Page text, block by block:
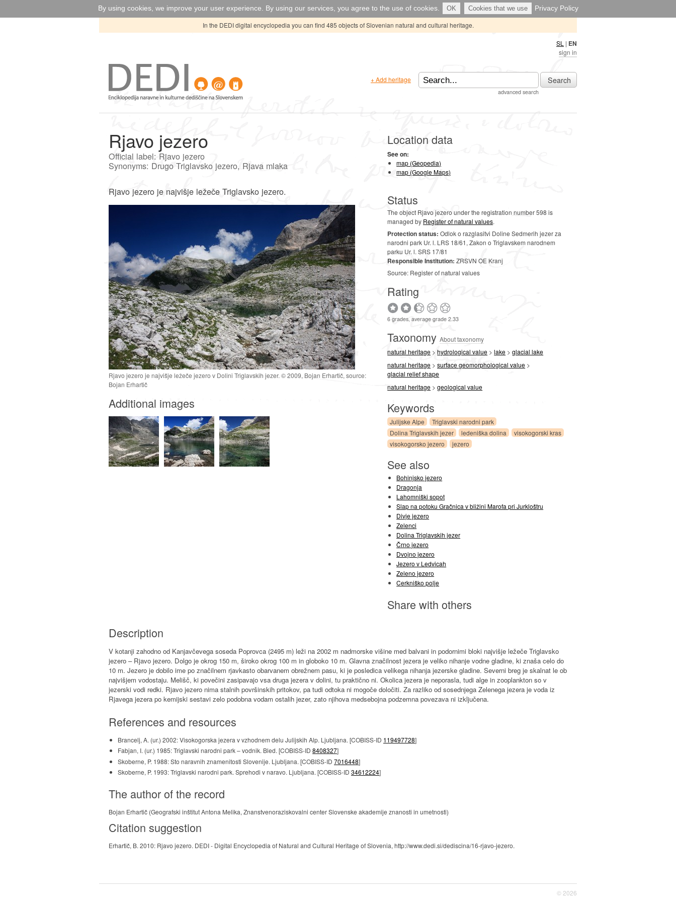
By using cookies, we improve your user experience. By using our services, you agree to the use of cookies. OK Cookies that we use Privacy Policy
In the DEDI digital encyclopedia you can find 485 objects of Slovenian natural and cultural heritage.
SL | EN
sign in
+ Add heritage
advanced search
Search
Rjavo jezero
Official label: Rjavo jezero
Synonyms: Drugo Triglavsko jezero, Rjava mlaka
Rjavo jezero je najvišje ležeče Triglavsko jezero.
Rjavo jezero je najvišje ležeče jezero v Dolini Triglavskih jezer. © 2009, Bojan Erhartič, source:
Bojan Erhartič
Additional images
Location data
See on:
map (Geopedia)
map (Google Maps)
Status
The object Rjavo jezero under the registration number 598 is
managed by Register of natural values.
Protection status: Odlok o razglasitvi Doline Sedmerih jezer za
narodni park Ur. l. LRS 18/61, Zakon o Triglavskem narodnem
parku Ur. l. SRS 17/81
Responsible Institution: ZRSVN OE Kranj
Source: Register of natural values
Rating
6 grades, average grade 2.33
TaxonomyAbout taxonomy
natural heritage >hydrological value >lake >glacial lake
natural heritage >surface geomorphological value >
glacial relief shape
natural heritage >geological value
Keywords
Julijske Alpe
Triglavski narodni park
Dolina Triglavskih jezer
ledeniška dolina
visokogorski kras
visokogorsko jezero
jezero
See also
Bohinjsko jezero
Dragonja
Lahomniški sopot
Slap na potoku Gračnica v bližini Marofa pri Jurkloštru
Divje jezero
Zelenci
Dolina Triglavskih jezer
Črno jezero
Dvojno jezero
Jezero v Ledvicah
Zeleno jezero
Cerkniško polje
Share with others
Description
V kotanji zahodno od Kanjavčevega soseda Poprovca (2495 m) leži na 2002 m nadmorske višine med balvani in podornimi bloki najvišje ležeče Triglavsko
jezero – Rjavo jezero. Dolgo je okrog 150 m, široko okrog 100 m in globoko 10 m. Glavna značilnost jezera je veliko nihanje vodne gladine, ki znaša celo do
10 m. Jezero je dobilo ime po značilnem rjavkasto obarvanem obrežnem pasu, ki je posledica velikega nihanja jezerske gladine. Severni breg je skalnat le ob
najvišjem vodostaju. Melišč, ki povečini zasipavajo vsa druga jezera v dolini, tu praktično ni. Okolica jezera je neporasla, tudi alge in zooplankton so v
jezerski vodi redki. Rjavo jezero nima stalnih površinskih pritokov, pa tudi odtoka ni mogoče določiti. Za razliko od sosednjega Zelenega jezera je voda iz
Rjavega jezera po kemijski sestavi zelo podobna vodam ostalih jezer, zato njihova medsebojna podzemna povezava ni izključena.
References and resources
Brancelj, A. (ur.) 2002: Visokogorska jezera v vzhodnem delu Julijskih Alp. Ljubljana. [COBISS-ID 119497728]
Fabjan, I. (ur.) 1985: Triglavski narodni park – vodnik. Bled. [COBISS-ID 8408327]
Skoberne, P. 1988: Sto naravnih znamenitosti Slovenije. Ljubljana. [COBISS-ID 7016448]
Skoberne, P. 1993: Triglavski narodni park. Sprehodi v naravo. Ljubljana. [COBISS-ID 34612224]
The author of the record
Bojan Erhartič (Geografski inštitut Antona Melika, Znanstvenoraziskovalni center Slovenske akademije znanosti in umetnosti)
Citation suggestion
Erhartič, B. 2010: Rjavo jezero. DEDI - Digital Encyclopedia of Natural and Cultural Heritage of Slovenia, http://www.dedi.si/dediscina/16-rjavo-jezero.
© 2026